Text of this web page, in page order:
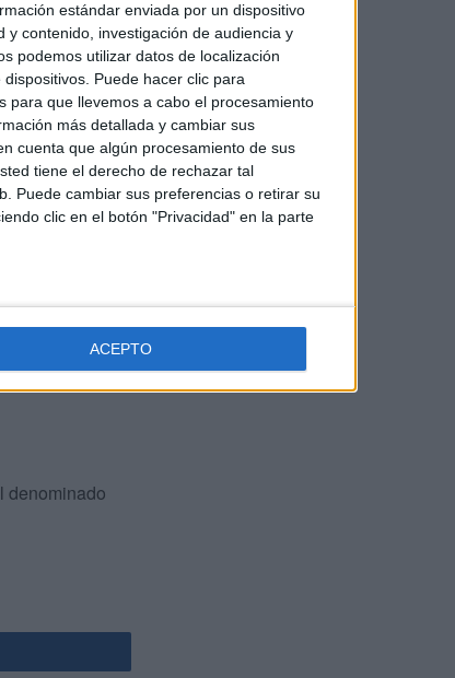
estándar enviada por un dispositivo
y contenido, investigación de audiencia y
podemos utilizar datos de localización
Puede hacer clic para
para que llevemos a cabo el procesamiento
más detallada y cambiar sus
cuenta que algún procesamiento de sus
tiene el derecho de rechazar tal
Puede cambiar sus preferencias o retirar su
clic en el botón "Privacidad" en la parte
ACEPTO
de esta
la enfermedad
de la
la
denominado